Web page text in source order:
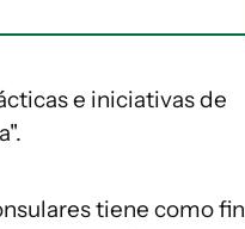
e iniciativas de
tiene como fin